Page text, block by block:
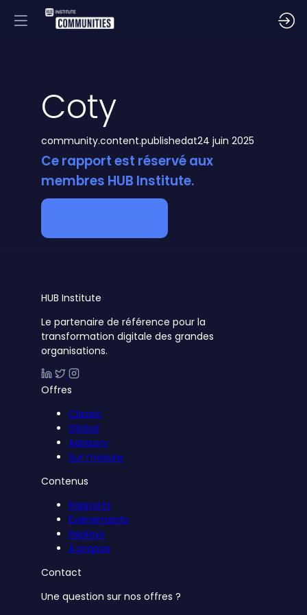
Coty
community.content.publishedat24 juin 2025
Ce rapport est réservé aux
membres HUB Institute.
HUB Institute
Le partenaire de référence pour la
transformation digitale des grandes
organisations.
Offres
Classic
Global
Advisory
Sur mesure
Contenus
Rapports
Événements
Replays
À propos
Contact
Une question sur nos offres ?